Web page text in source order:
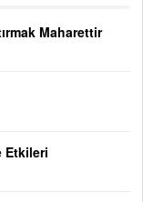
Maharettir
Etkileri